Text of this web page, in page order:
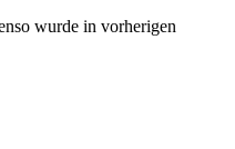
wurde in vorherigen